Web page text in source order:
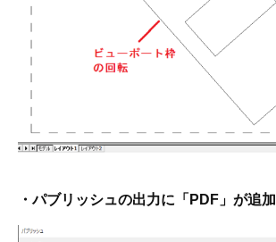
・パブリッシュの出力に「PDF」が追加